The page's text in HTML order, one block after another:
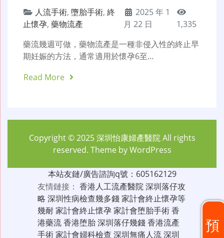
人流手術, 墮胎手術, 終
止懷孕, 藥物流產
2025 年 1
月 22 日
1,335
藥流幾週可做，藥物流產是一種非侵入性的終止早
期妊娠的方法，通常適用於懷孕6至…
Read More
預
Copyright © 2025深圳怡康婦產醫院All rights
reserved. Theme byWordPress
本站友鏈/廣告諮詢q號：605162129
友情鏈接： 香港人工流產醫院深圳落仔攻
略 深圳性病檢查幾多錢家計會終止懷孕等
幾耐家計會終止懷孕家計會堕胎手術香
港藥流香港堕胎深圳落仔幾錢香港流產
手術家計會婦科檢查 深圳無痛人流深圳